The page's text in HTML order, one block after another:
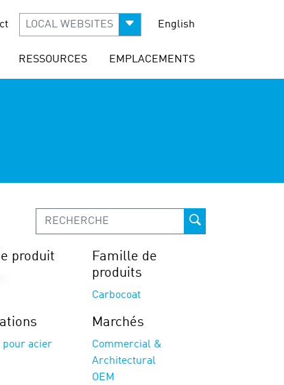
LOCAL WEBSITES English
RESSOURCES EMPLACEMENTS
produit
Famille de
produits
Carbocoat
pour acier
Marchés
Commercial &
Architectural
OEM